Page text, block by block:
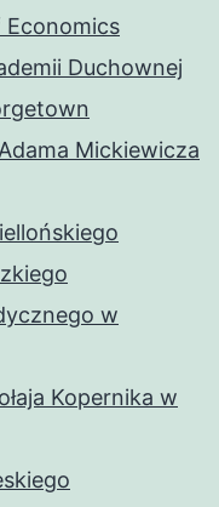
Duchownej
Mickiewicza
w
Kopernika w